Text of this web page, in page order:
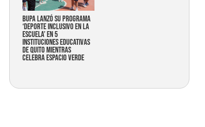
Bupa lanzó su programa
‘Deporte Inclusivo en la
Escuela’ en 5
instituciones educativas
de Quito mientras
celebra espacio verde